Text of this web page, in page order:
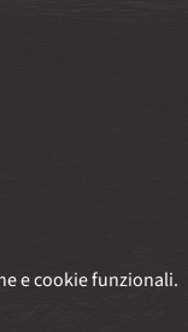
e cookie funzionali.